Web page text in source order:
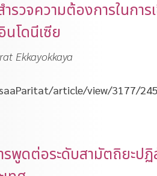
ำรวจความต้องการในกา
โดนีเซีย
Ekkayokkaya
article/view/3177/
รพูดต่อระดับสามัตถิยะป